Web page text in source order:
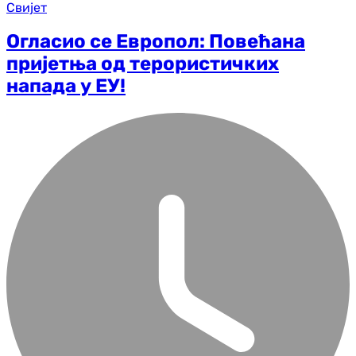
Свијет
Огласио се Европол: Повећана
пријетња од терористичких
напада у ЕУ!